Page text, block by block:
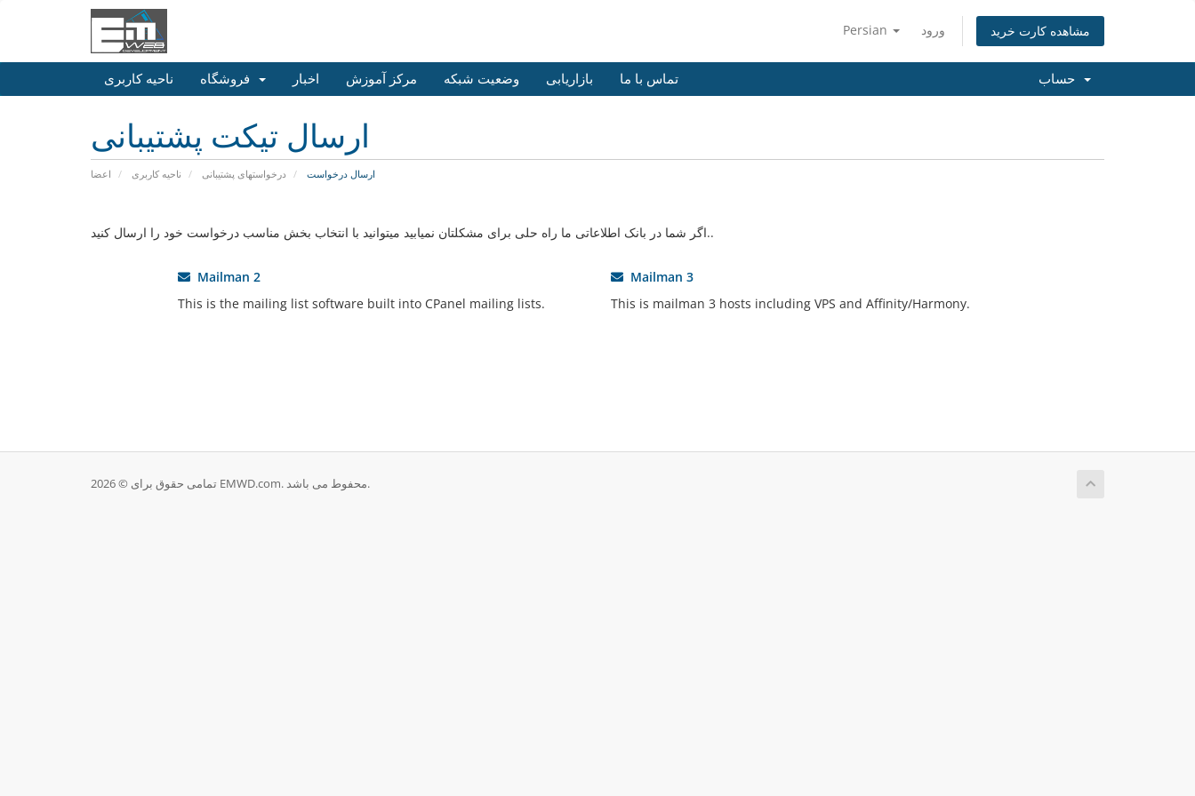
Persian ورود مشاهده کارت خرید
ناحیه کاربری اخبار مرکز آموزش وضعیت شبکه بازاریابی تماس با ما
ارسال تیکت پشتیبانی
اعضا ناحیه کاربری درخواستهای پشتیبانی ارسال درخواست
اگر شما در بانک اطلاعاتی ما راه حلی برای مشکلتان نمیابید میتوانید با انتخاب بخش مناسب درخواست خود را ارسال کنید..
Mailman 2
This is the mailing list software built into CPanel mailing lists.
Mailman 3
This is mailman 3 hosts including VPS and Affinity/Harmony.
تمامی حقوق برای © 2026 EMWD.com. محفوط می باشد.